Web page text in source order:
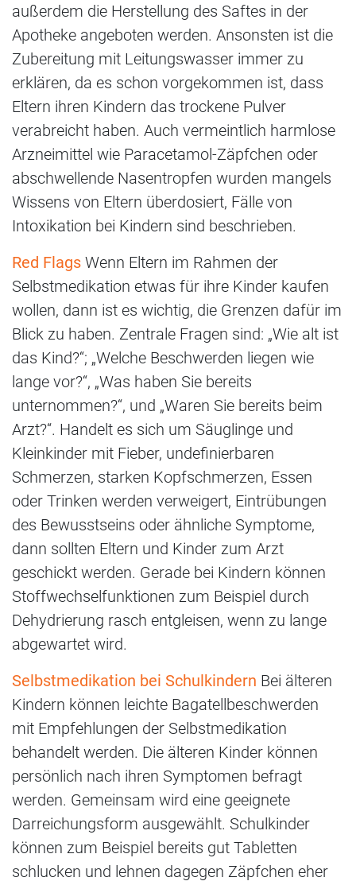
außerdem die Herstellung des Saftes in der
Apotheke angeboten werden. Ansonsten ist die
Zubereitung mit Leitungswasser immer zu
erklären, da es schon vorgekommen ist, dass
Eltern ihren Kindern das trockene Pulver
verabreicht haben. Auch vermeintlich harmlose
Arzneimittel wie Paracetamol-Zäpfchen oder
abschwellende Nasentropfen wurden mangels
Wissens von Eltern überdosiert, Fälle von
Intoxikation bei Kindern sind beschrieben.
Red Flags Wenn Eltern im Rahmen der
Selbstmedikation etwas für ihre Kinder kaufen
wollen, dann ist es wichtig, die Grenzen dafür im
Blick zu haben. Zentrale Fragen sind: „Wie alt ist
das Kind?“; „Welche Beschwerden liegen wie
lange vor?“, „Was haben Sie bereits
unternommen?“, und „Waren Sie bereits beim
Arzt?“. Handelt es sich um Säuglinge und
Kleinkinder mit Fieber, undefinierbaren
Schmerzen, starken Kopfschmerzen, Essen
oder Trinken werden verweigert, Eintrübungen
des Bewusstseins oder ähnliche Symptome,
dann sollten Eltern und Kinder zum Arzt
geschickt werden. Gerade bei Kindern können
Stoffwechselfunktionen zum Beispiel durch
Dehydrierung rasch entgleisen, wenn zu lange
abgewartet wird.
Selbstmedikation bei Schulkindern Bei älteren
Kindern können leichte Bagatellbeschwerden
mit Empfehlungen der Selbstmedikation
behandelt werden. Die älteren Kinder können
persönlich nach ihren Symptomen befragt
werden. Gemeinsam wird eine geeignete
Darreichungsform ausgewählt. Schulkinder
können zum Beispiel bereits gut Tabletten
schlucken und lehnen dagegen Zäpfchen eher